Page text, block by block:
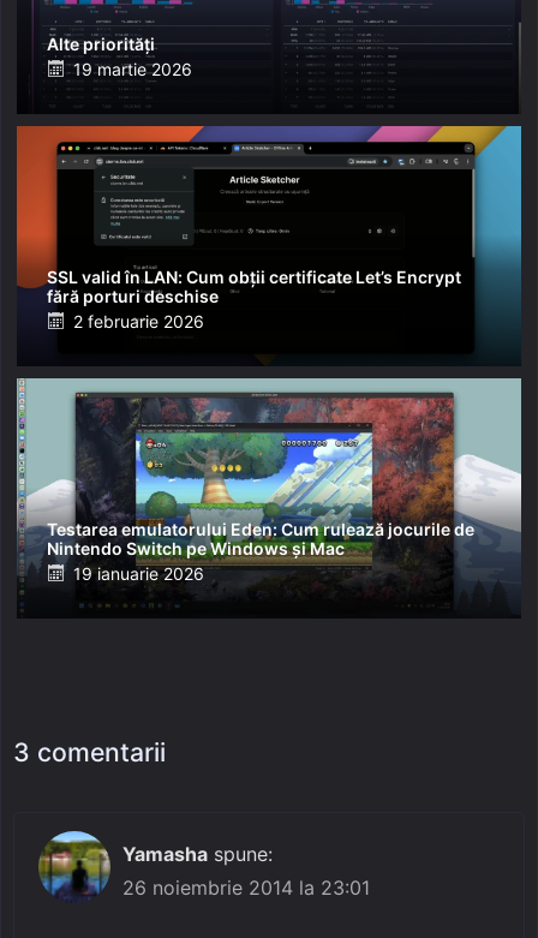
Alte priorități
Posted
19 martie 2026
SSL valid în LAN: Cum obții certificate Let’s Encrypt
fără porturi deschise
Posted
2 februarie 2026
Testarea emulatorului Eden: Cum rulează jocurile de
Nintendo Switch pe Windows și Mac
Posted
on
19 ianuarie 2026
3 comentarii
Yamasha spune:
26 noiembrie 2014 la 23:01